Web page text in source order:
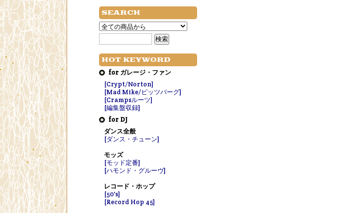
SEARCH
HOT KEYWORD
for ガレージ・ファン
[Crypt/Norton]
[Mad Mike/ピッツバーグ]
[Crampsルーツ]
[編集盤収録]
for DJ
ダンス全般
[ダンス・チューン]
モッズ
[モッド定番]
[ハモンド・グルーヴ]
レコード・ホップ
[50's]
[Record Hop 45]